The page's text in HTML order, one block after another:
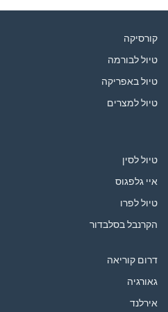
קורסיקה
טיול לבורמה
טיול באפריקה
טיול למצרים
טיול לסין
איי גלפגוס
טיול לפרו
הקרנבל בסלבדור
דרום קוריאה
גאורגיה
אירלנד